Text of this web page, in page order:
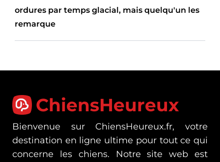
ordures par temps glacial, mais quelqu'un les
remarque
ChiensHeureux
Bienvenue sur ChiensHeureux.fr, votre
destination en ligne ultime pour tout ce qui
concerne les chiens. Notre site web est